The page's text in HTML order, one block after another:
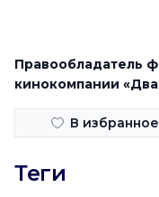
Правообладатель
кинокомпании «Два
В избранное
Теги